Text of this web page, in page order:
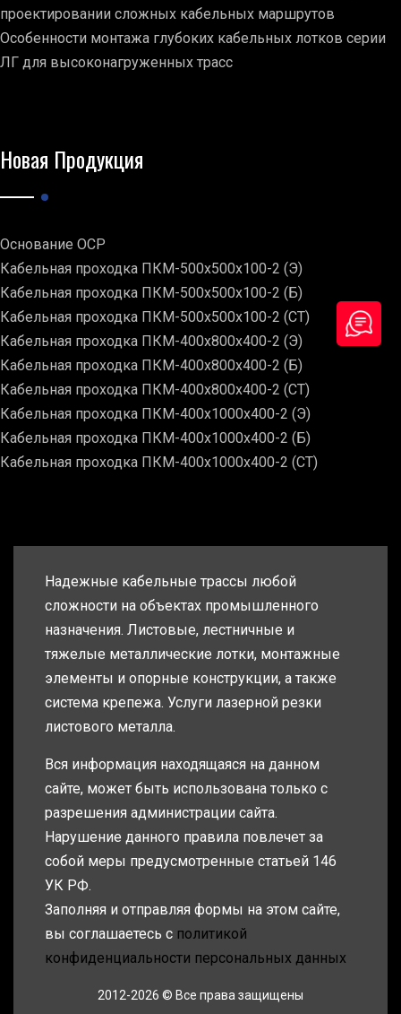
проектировании сложных кабельных маршрутов
Особенности монтажа глубоких кабельных лотков серии
ЛГ для высоконагруженных трасс
Новая Продукция
Основание ОСР
Кабельная проходка ПКМ-500х500х100-2 (Э)
Кабельная проходка ПКМ-500х500х100-2 (Б)
Кабельная проходка ПКМ-500х500х100-2 (СТ)
Кабельная проходка ПКМ-400х800х400-2 (Э)
Кабельная проходка ПКМ-400х800х400-2 (Б)
Кабельная проходка ПКМ-400х800х400-2 (СТ)
Кабельная проходка ПКМ-400х1000х400-2 (Э)
Кабельная проходка ПКМ-400х1000х400-2 (Б)
Кабельная проходка ПКМ-400х1000х400-2 (СТ)
Надежные кабельные трассы любой
сложности на объектах промышленного
назначения. Листовые, лестничные и
тяжелые металлические лотки, монтажные
элементы и опорные конструкции, а также
система крепежа. Услуги лазерной резки
листового металла.
Вся информация находящаяся на данном
сайте, может быть использована только с
разрешения администрации сайта.
Нарушение данного правила повлечет за
собой меры предусмотренные статьей 146
УК РФ.
Заполняя и отправляя формы на этом сайте,
вы соглашаетесь с политикой
конфиденциальности персональных данных
2012-2026 © Все права защищены